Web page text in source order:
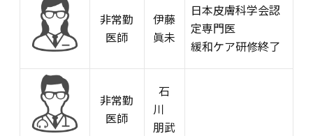
非常勤
医師
伊藤
眞未
日本皮膚科学会認
定専門医
緩和ケア研修終了
非常勤
医師
石
川
朋武